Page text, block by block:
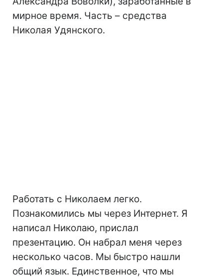
мирное время. Часть – средства
Николая Удянского.
Работать с Николаем легко.
Познакомились мы через Интернет. Я
написал Николаю, прислал
презентацию. Он набрал меня через
несколько часов. Мы быстро нашли
общий язык. Единственное, что мы